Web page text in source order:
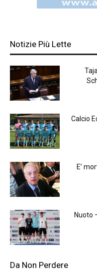
Notizie Più Lette
Calcio
E’
Nuoto
Da Non Perdere